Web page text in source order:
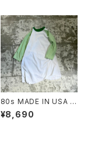
80s MADE IN USA C
OLOR SCHEME RAG
LAN TEE
¥8,690